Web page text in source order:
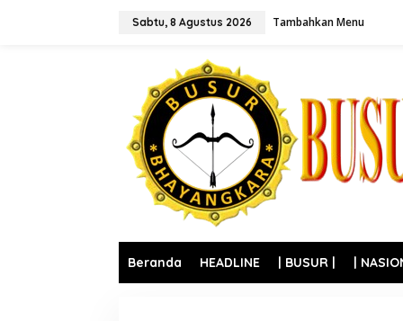
Sabtu, 8 Agustus 2026 Tambahkan Menu
Beranda HEADLINE | BUSUR | |